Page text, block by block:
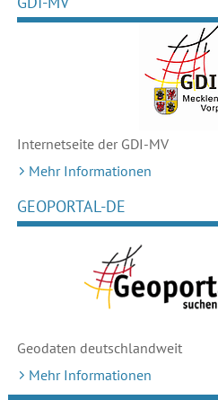
Internetseite der GDI-MV
Mehr Informationen
GEOPORTAL-DE
Geodaten deutschlandweit
Mehr Informationen